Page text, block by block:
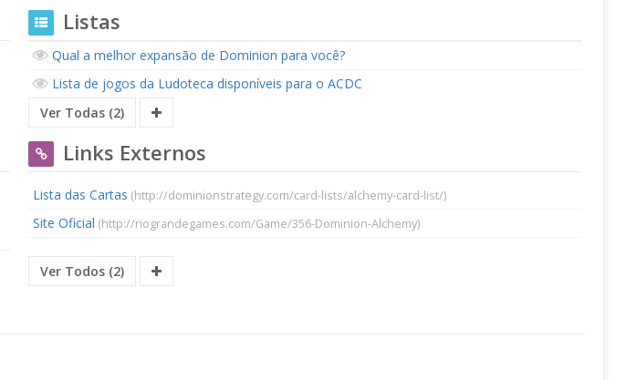
Listas
Qual a melhor expansão de Dominion para você?
Lista de jogos da Ludoteca disponíveis para o ACDC
Ver Todas (2)
Links Externos
Lista das Cartas (http://dominionstrategy.com/card-lists/alchemy-card-list/)
Site Oficial (http://riograndegames.com/Game/356-Dominion-Alchemy)
Ver Todos (2)